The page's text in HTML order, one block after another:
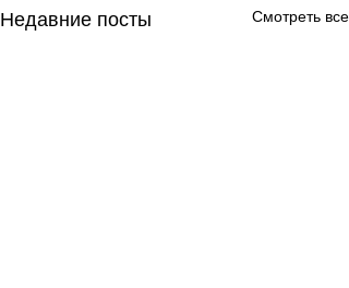
Недавние посты Смотреть все